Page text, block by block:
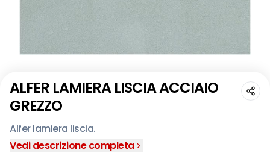
ALFER LAMIERA LISCIA ACCIAIO
GREZZO
Alfer lamiera liscia.
Vedi descrizione completa